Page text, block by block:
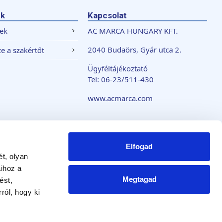
olyan
a
hogy ki
Elfogad
Megtagad
a szakértőt
Kapcsolat
AC MARCA HUNGARY KFT.
2040 Budaörs, Gyár utca 2.
Ügyféltájékoztató
Tel: 06-23/511-430
www.acmarca.com